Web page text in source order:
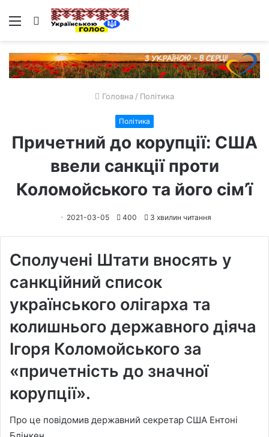
Меню Пошук
Головна / Політика
Політика
Причетний до корупції: США
ввели санкції проти
Коломойського та його сім’ї
2021-03-05 400 3 хвилин читання
Сполучені Штати вносять у
санкційний список
українського олігарха та
колишнього державного діяча
Ігоря Коломойського за
«причетність до значної
корупції».
Про це повідомив державний секретар США Ентоні